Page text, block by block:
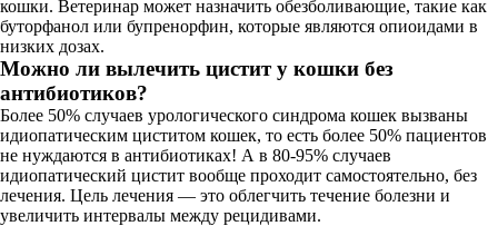
кошки. Ветеринар может назначить обезболивающие, такие как
буторфанол или бупренорфин, которые являются опиоидами в
низких дозах.
Можно ли вылечить цистит у кошки без
антибиотиков?
Более 50% случаев урологического синдрома кошек вызваны
идиопатическим циститом кошек, то есть более 50% пациентов
не нуждаются в антибиотиках! А в 80-95% случаев
идиопатический цистит вообще проходит самостоятельно, без
лечения. Цель лечения — это облегчить течение болезни и
увеличить интервалы между рецидивами.